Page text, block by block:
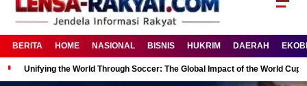
BERITA HOME NASIONAL BISNIS HUKRIM DAERAH
Unifying the World Through Soccer: The Global Impact of the World Cup